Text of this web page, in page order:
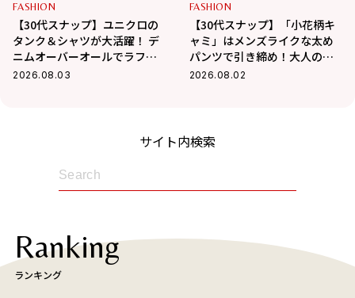
FASHION
【30代スナップ】ユニクロの
タンク＆シャツが大活躍！ デ
ニムオーバーオールでラフに
まとめた真夏コーデ
2026.08.03
FASHION
【30代スナップ】「小花柄キ
ャミ」はメンズライクな太め
パンツで引き締め！大人の甘
辛MIX最適解
2026.08.02
サイト内検索
Ranking
ランキング